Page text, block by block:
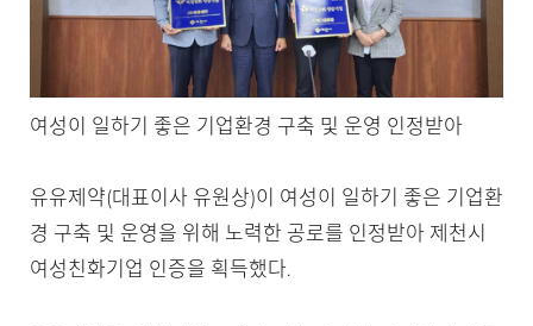
여성이 일하기 좋은 기업환경 구축 및 운영 인정받아
유유제약(대표이사 유원상)이 여성이 일하기 좋은 기업환
경 구축 및 운영을 위해 노력한 공로를 인정받아 제천시
여성친화기업 인증을 획득했다.